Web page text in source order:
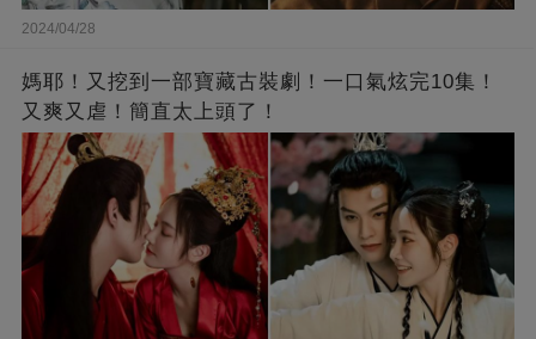
2024/04/28
媽耶！又挖到一部寶藏古裝劇！一口氣炫完10集！
又爽又虐！簡直太上頭了！